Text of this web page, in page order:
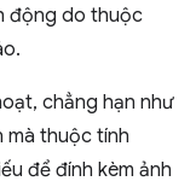
động do thuộc
chẳng hạn như
mà thuộc tính
để đính kèm ảnh